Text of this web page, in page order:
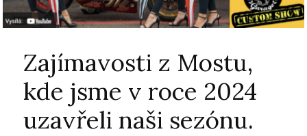
Zajímavosti z Mostu,
kde jsme v roce 2024
uzavřeli naši sezónu.